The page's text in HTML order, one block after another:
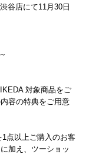
谷店にて11月30日
対象商品をご
容の特典をご用意
点以上ご購入のお客
加え、ツーショッ